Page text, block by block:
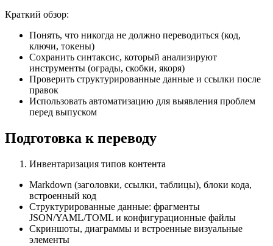
Краткий обзор:
Понять, что никогда не должно переводиться (код,
ключи, токены)
Сохранить синтаксис, который анализируют
инструменты (ограды, скобки, якоря)
Проверить структурированные данные и ссылки после
правок
Использовать автоматизацию для выявления проблем
перед выпуском
Подготовка к переводу
Инвентаризация типов контента
Markdown (заголовки, ссылки, таблицы), блоки кода,
встроенный код
Структурированные данные: фрагменты
JSON/YAML/TOML и конфигурационные файлы
Скриншоты, диаграммы и встроенные визуальные
элементы